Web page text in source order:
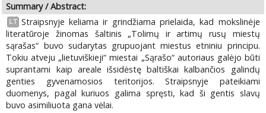
Summary / Abstract:
LT Straipsnyje keliama ir grindžiama prielaida, kad mokslinėje
literatūroje žinomas šaltinis „Tolimų ir artimų rusų miestų
sąrašas“ buvo sudarytas grupuojant miestus etniniu principu.
Tokiu atveju „lietuviškieji“ miestai „Sąrašo“ autoriaus galėjo būti
suprantami kaip areale išsidėstę baltiškai kalbančios galindų
genties gyvenamosios teritorijos. Straipsnyje pateikiami
duomenys, pagal kuriuos galima spręsti, kad ši gentis slavų
buvo asimiliuota gana vėlai.